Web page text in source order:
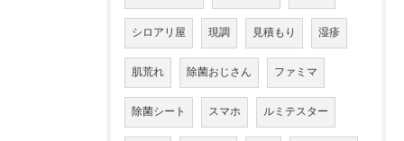
シロアリ屋 現調 見積もり 湿疹
肌荒れ 除菌おじさん ファミマ
除菌シート スマホ ルミテスター